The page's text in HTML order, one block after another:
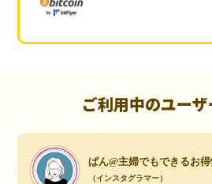
ご利用中のユー
ぱん@主婦でもできるお
（インスタグラマー）